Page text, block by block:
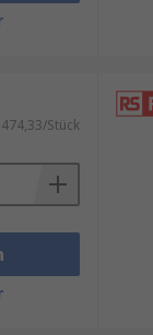
beinhaltet
Stück